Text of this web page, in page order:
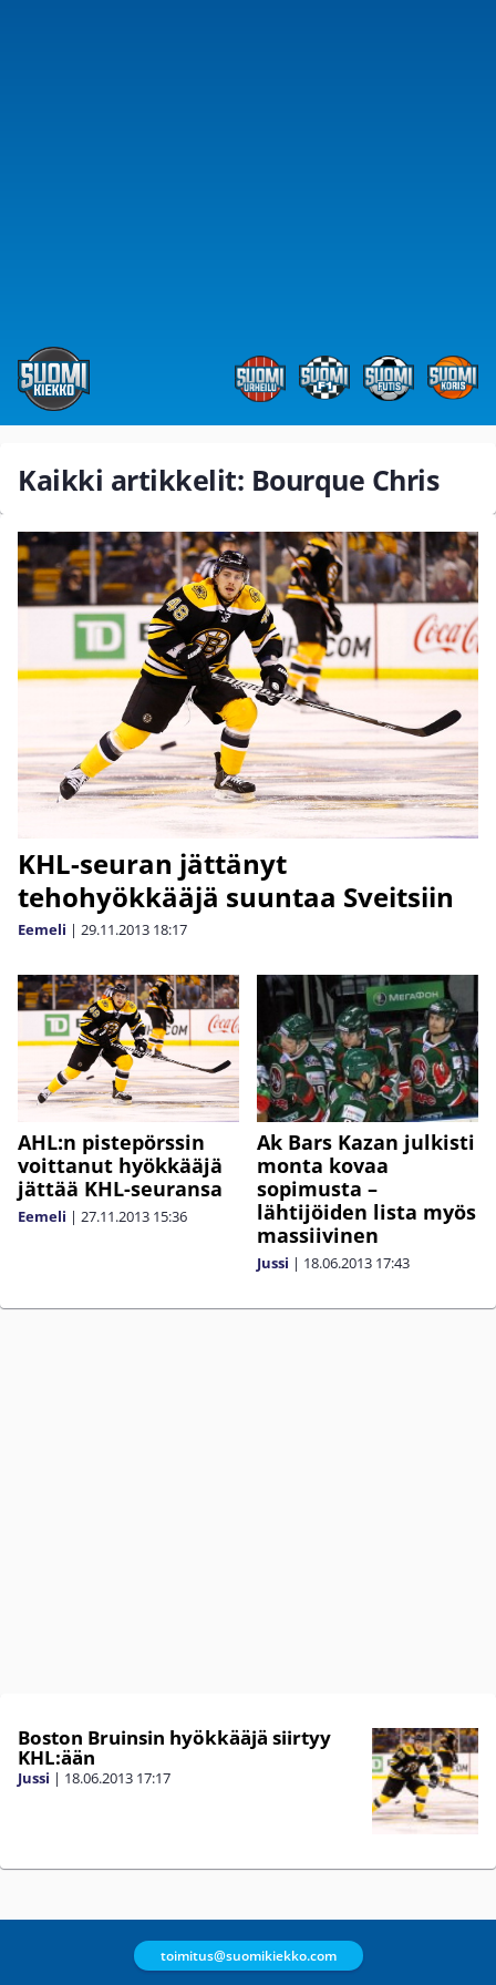
Kaikki artikkelit: Bourque Chris
KHL-seuran jättänyt
tehohyökkääjä suuntaa Sveitsiin
Eemeli | 29.11.2013 18:17
AHL:n pistepörssin
voittanut hyökkääjä
jättää KHL-seuransa
Eemeli | 27.11.2013 15:36
Ak Bars Kazan julkisti
monta kovaa
sopimusta –
lähtijöiden lista myös
massiivinen
Jussi | 18.06.2013 17:43
Boston Bruinsin hyökkääjä siirtyy
KHL:ään
Jussi | 18.06.2013 17:17
toimitus@suomikiekko.com